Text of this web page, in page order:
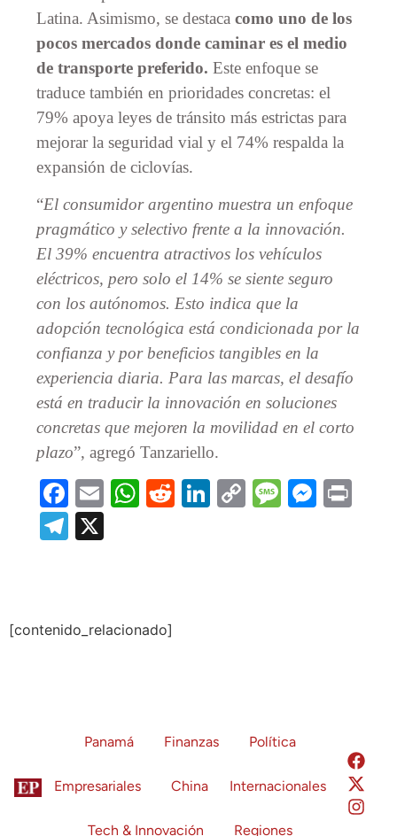
Latina. Asimismo, se destaca como uno de los
pocos mercados donde caminar es el medio
de transporte preferido. Este enfoque se
traduce también en prioridades concretas: el
79% apoya leyes de tránsito más estrictas para
mejorar la seguridad vial y el 74% respalda la
expansión de ciclovías.
“El consumidor argentino muestra un enfoque
pragmático y selectivo frente a la innovación.
El 39% encuentra atractivos los vehículos
eléctricos, pero solo el 14% se siente seguro
con los autónomos. Esto indica que la
adopción tecnológica está condicionada por la
confianza y por beneficios tangibles en la
experiencia diaria. Para las marcas, el desafío
está en traducir la innovación en soluciones
concretas que mejoren la movilidad en el corto
plazo”, agregó Tanzariello.
Facebook
EmailWhatsApp
RedditLinkedIn
CopyMessage
Telegram
[contenido_relacionado]
Panamá Finanzas Política
Empresariales China Internacionales
Tech & Innovación Regiones